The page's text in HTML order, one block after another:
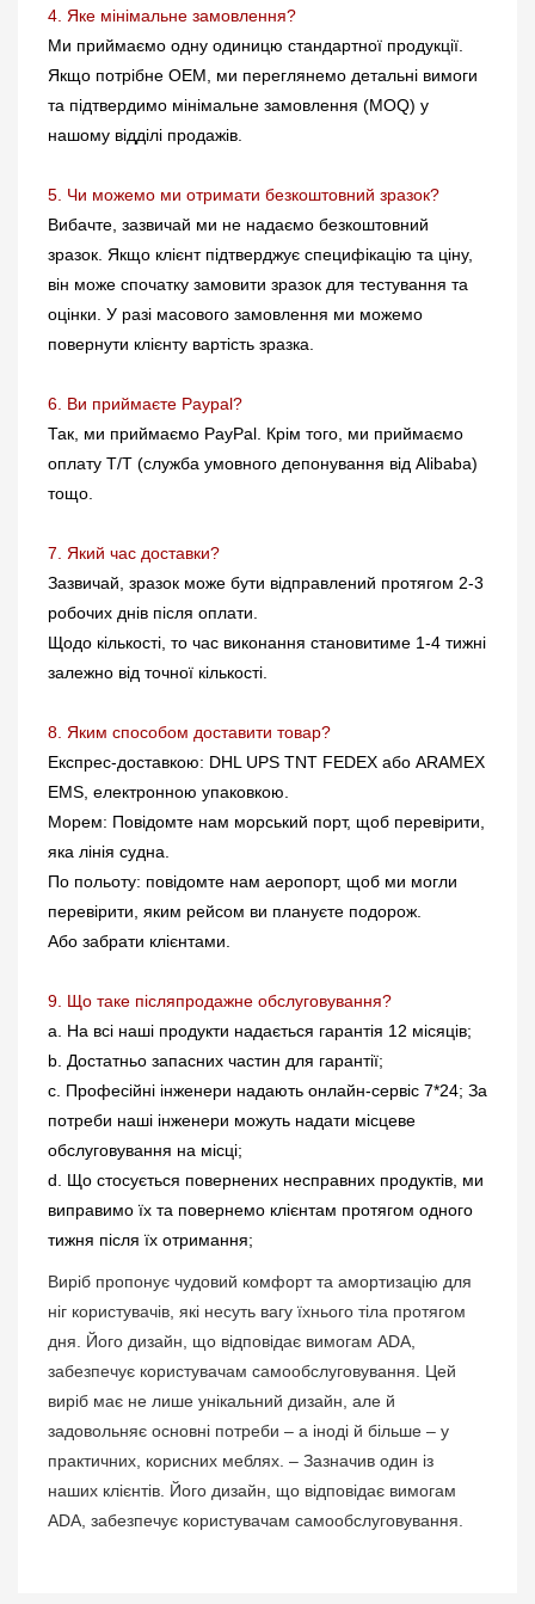
4. Яке мінімальне замовлення?
Ми приймаємо одну одиницю стандартної продукції.
Якщо потрібне OEM, ми переглянемо детальні вимоги
та підтвердимо мінімальне замовлення (MOQ) у
нашому відділі продажів.
5. Чи можемо ми отримати безкоштовний зразок?
Вибачте, зазвичай ми не надаємо безкоштовний
зразок. Якщо клієнт підтверджує специфікацію та ціну,
він може спочатку замовити зразок для тестування та
оцінки. У разі масового замовлення ми можемо
повернути клієнту вартість зразка.
6. Ви приймаєте Paypal?
Так, ми приймаємо PayPal. Крім того, ми приймаємо
оплату T/T (служба умовного депонування від Alibaba)
тощо.
7. Який час доставки?
Зазвичай, зразок може бути відправлений протягом 2-3
робочих днів після оплати.
Щодо кількості, то час виконання становитиме 1-4 тижні
залежно від точної кількості.
8. Яким способом доставити товар?
Експрес-доставкою: DHL UPS TNT FEDEX або ARAMEX
EMS, електронною упаковкою.
Морем: Повідомте нам морський порт, щоб перевірити,
яка лінія судна.
По польоту: повідомте нам аеропорт, щоб ми могли
перевірити, яким рейсом ви плануєте подорож.
Або забрати клієнтами.
9. Що таке післяпродажне обслуговування?
a. На всі наші продукти надається гарантія 12 місяців;
b. Достатньо запасних частин для гарантії;
c. Професійні інженери надають онлайн-сервіс 7*24; За
потреби наші інженери можуть надати місцеве
обслуговування на місці;
d. Що стосується повернених несправних продуктів, ми
виправимо їх та повернемо клієнтам протягом одного
тижня після їх отримання;
Виріб пропонує чудовий комфорт та амортизацію для
ніг користувачів, які несуть вагу їхнього тіла протягом
дня. Його дизайн, що відповідає вимогам ADA,
забезпечує користувачам самообслуговування. Цей
виріб має не лише унікальний дизайн, але й
задовольняє основні потреби – а іноді й більше – у
практичних, корисних меблях. – Зазначив один із
наших клієнтів. Його дизайн, що відповідає вимогам
ADA, забезпечує користувачам самообслуговування.